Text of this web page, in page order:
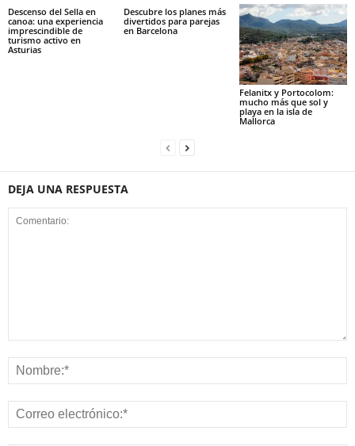
Descenso del Sella en
canoa: una experiencia
imprescindible de
turismo activo en
Asturias
Descubre los planes más
divertidos para parejas
en Barcelona
Felanitx y Portocolom:
mucho más que sol y
playa en la isla de
Mallorca
DEJA UNA RESPUESTA